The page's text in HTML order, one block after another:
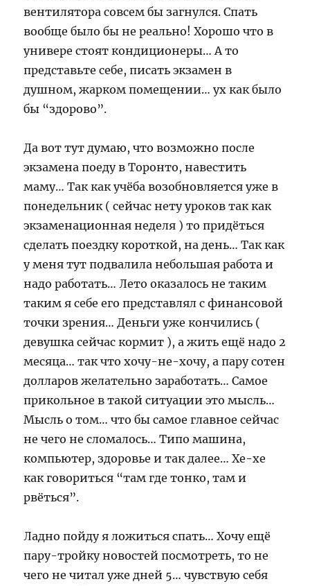
вентилятора совсем бы загнулся. Спать
вообще было бы не реально! Хорошо что в
универе стоят кондиционеры… А то
представьте себе, писать экзамен в
душном, жарком помещении… ух как было
бы “здорово”.
Да вот тут думаю, что возможно после
экзамена поеду в Торонто, навестить
маму… Так как учёба возобновляется уже в
понедельник ( сейчас нету уроков так как
экзаменационная неделя ) то придёться
сделать поездку короткой, на день… Так как
у меня тут подвалила небольшая работа и
надо работать… Лето оказалось не таким
таким я себе его представлял с финансовой
точки зрения… Деньги уже кончились (
девушка сейчас кормит ), а жить ещё надо 2
месяца… так что хочу-не-хочу, а пару сотен
долларов желательно заработать… Самое
прикольное в такой ситуации это мысль…
Мысль о том… что бы самое главное сейчас
не чего не сломалось… Типо машина,
компьютер, здоровье и так далее… Хе-хе
как говориться “там где тонко, там и
рвёться”.
Ладно пойду я ложиться спать… Хочу ещё
пару-тройку новостей посмотреть, то не
чего не читал уже дней 5… чувствую себя